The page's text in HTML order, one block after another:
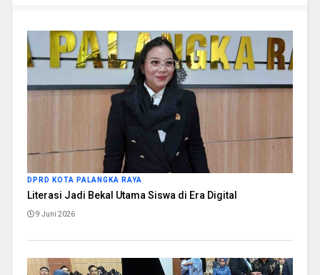
DPRD KOTA PALANGKA RAYA
Literasi Jadi Bekal Utama Siswa di Era Digital
9 Juni 2026